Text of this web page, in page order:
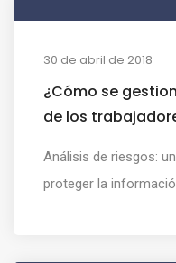
30 de abril de 2018
¿Cómo se
de los
Análisis de riesgos:
proteger la